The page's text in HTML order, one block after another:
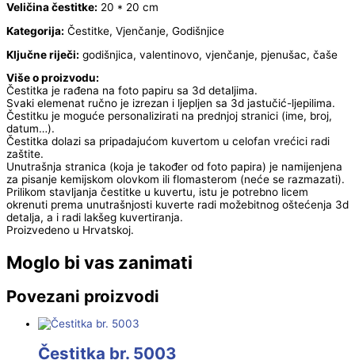
Veličina čestitke: 20 * 20 cm
Kategorija: Čestitke, Vjenčanje, Godišnjice
Ključne riječi: godišnjica, valentinovo, vjenčanje, pjenušac, čaše
Više o proizvodu:
Čestitka je rađena na foto papiru sa 3d detaljima.
Svaki elemenat ručno je izrezan i ljepljen sa 3d jastučić-ljepilima.
Čestitku je moguće personalizirati na prednjoj stranici (ime, broj,
datum…).
Čestitka dolazi sa pripadajućom kuvertom u celofan vrećici radi
zaštite.
Unutrašnja stranica (koja je također od foto papira) je namijenjena
za pisanje kemijskom olovkom ili flomasterom (neće se razmazati).
Prilikom stavljanja čestitke u kuvertu, istu je potrebno licem
okrenuti prema unutrašnjosti kuverte radi možebitnog oštećenja 3d
detalja, a i radi lakšeg kuvertiranja.
Proizvedeno u Hrvatskoj.
Moglo bi vas zanimati
Povezani proizvodi
Čestitka br. 5003